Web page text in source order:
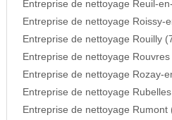
Entreprise de nettoyage Reuil-
Entreprise de nettoyage Roissy-
Entreprise de nettoyage Rouilly
Entreprise de nettoyage
Entreprise de nettoyage Rozay-
Entreprise de nettoyage
Entreprise de nettoyage Rumont